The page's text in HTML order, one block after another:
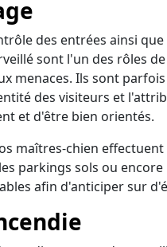
des entrées ainsi
sont l'un des rôles
menaces. Ils sont
des visiteurs et
et d'être bien orientés.
maîtres-chien
parkings sols ou
afin d'anticiper sur